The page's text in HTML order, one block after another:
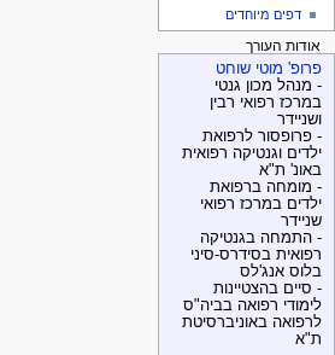
דפים מיוחדים
אודות העורך
פרופ' מוטי שוחט
- מנהל מכון גנטי
במרכז רפואי רבין
ושניידר
- פרופסור לרפואת
ילדים וגנטיקה רפואית
באונ' ת"א
- מומחה ברפואת
ילדים במרכז רפואי
שניידר
- התמחה בגנטיקה
רפואית בסידרס-סיני
בלוס אנג'לס
- סיים בהצטיינות
לימודי רפואה בביה"ס
לרפואה באוניברסיטת
ת"א